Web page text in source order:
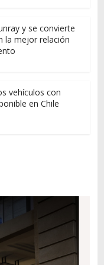
y se convierte
la mejor relación
vehículos con
en Chile